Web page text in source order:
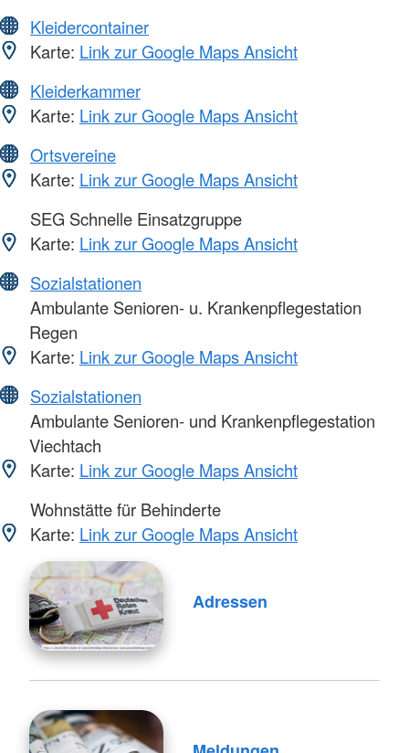
Kleidercontainer
Karte: Link zur Google Maps Ansicht
Kleiderkammer
Karte: Link zur Google Maps Ansicht
Ortsvereine
Karte: Link zur Google Maps Ansicht
SEG Schnelle Einsatzgruppe
Karte: Link zur Google Maps Ansicht
Sozialstationen
Ambulante Senioren- u. Krankenpflegestation
Regen
Karte: Link zur Google Maps Ansicht
Sozialstationen
Ambulante Senioren- und Krankenpflegestation
Viechtach
Karte: Link zur Google Maps Ansicht
Wohnstätte für Behinderte
Karte: Link zur Google Maps Ansicht
Adressen